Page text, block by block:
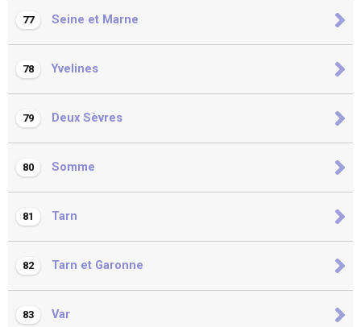
77 Seine et Marne
78 Yvelines
79 Deux Sèvres
80 Somme
81 Tarn
82 Tarn et Garonne
83 Var